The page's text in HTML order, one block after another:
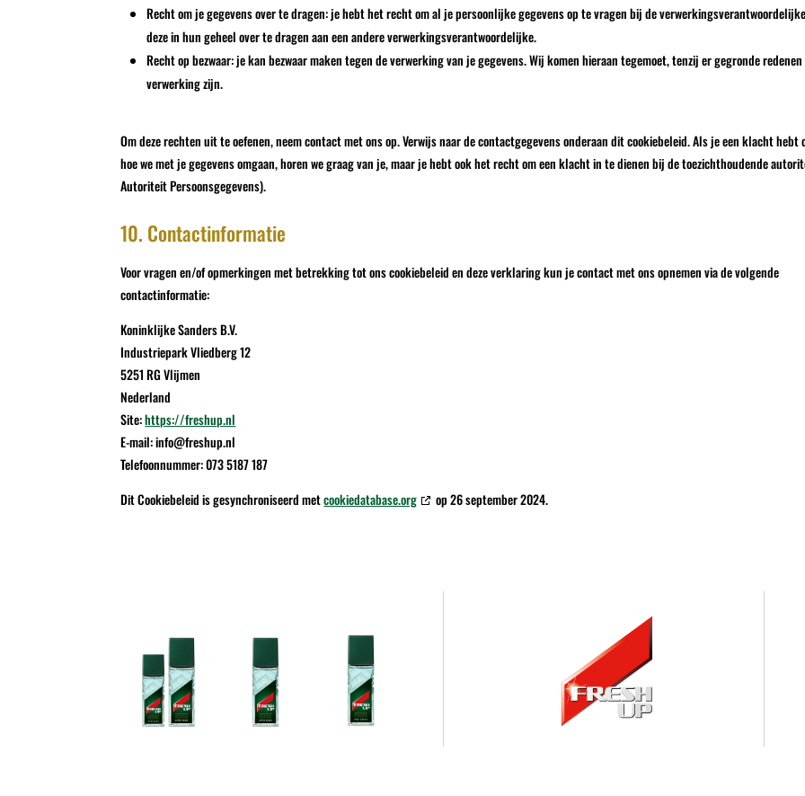
Recht om je gegevens over te dragen: je hebt het recht om al je persoonlijke gegevens op te vragen bij de
deze in hun geheel over te dragen aan een andere verwerkingsverantwoordelijke.
Recht op bezwaar: je kan bezwaar maken tegen de verwerking van je gegevens. Wij komen hieraan tegemoet, tenzij er gegronde
verwerking zijn.
Om deze rechten uit te oefenen, neem contact met ons op. Verwijs naar de contactgegevens onderaan dit cookiebeleid. Als je een klacht hebt
hoe we met je gegevens omgaan, horen we graag van je, maar je hebt ook het recht om een klacht in te dienen bij de toezichthoudende
Autoriteit Persoonsgegevens).
10. Contactinformatie
Voor vragen en/of opmerkingen met betrekking tot ons cookiebeleid en deze verklaring kun je contact met ons opnemen via de volgende
contactinformatie:
Koninklijke Sanders B.V.
Industriepark Vliedberg 12
5251 RG Vlijmen
Nederland
Site:https://freshup.nl
E-mail:info@freshup.nl
Telefoonnummer: 073 5187 187
Dit Cookiebeleid is gesynchroniseerd metcookiedatabase.org op 26 september 2024.